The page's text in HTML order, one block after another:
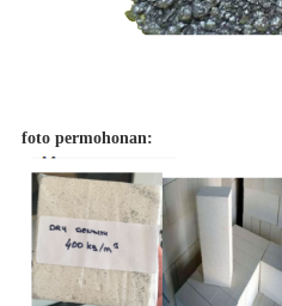
foto permohonan: